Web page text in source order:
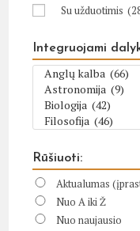
Su užduotimis
Integruojami
Rūšiuoti:
Aktualumas
Nuo A iki Ž
Nuo naujausio